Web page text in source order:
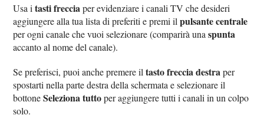
Usa itasti freccia per evidenziare i canali TV che desideri
aggiungere alla tua lista di preferiti e premi ilpulsante centrale
per ogni canale che vuoi selezionare (comparirà unaspunta
accanto al nome del canale).
Se preferisci, puoi anche premere iltasto freccia destra per
spostarti nella parte destra della schermata e selezionare il
bottoneSeleziona tuttoper aggiungere tutti i canali in un colpo
solo.